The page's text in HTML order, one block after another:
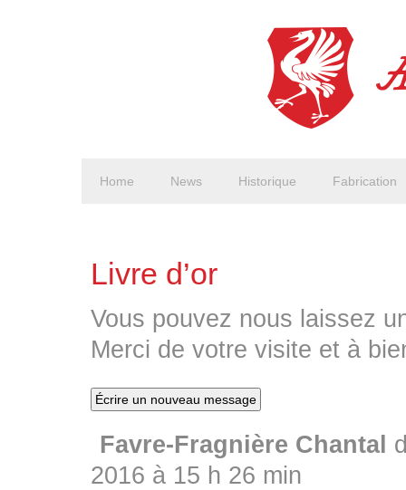
Home News Historique Fabrication
Livre d’or
Vous pouvez nous laissez
Merci de votre visite et à
Favre-Fragnière Chantal
2016 à 15 h 26 min